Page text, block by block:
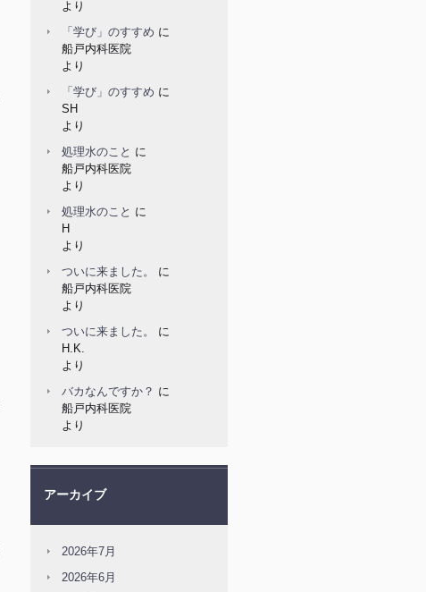
より
「学び」のすすめ に
船戸内科医院
より
「学び」のすすめ に
SH
より
処理水のこと に
船戸内科医院
より
処理水のこと に
H
より
ついに来ました。
に
船戸内科医院
より
ついに来ました。
に
H.K.
より
バカなんですか？ に
船戸内科医院
より
アーカイブ
2026年7月
2026年6月